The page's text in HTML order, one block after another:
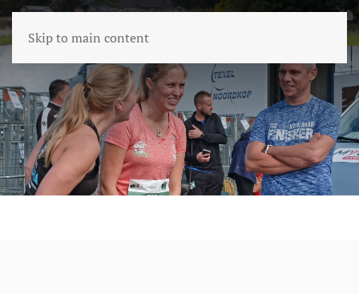
Skip to main content